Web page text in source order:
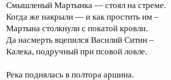
Смышленый Мартынка — стоял на стреме.
Когда же накрыли — и как простить им –
Мартына столкнули с покатой кровли.
Да насмерть вцепился Василий Ситин –
Калека, подручный при псовой ловле.
Река поднялась в полтора аршина.